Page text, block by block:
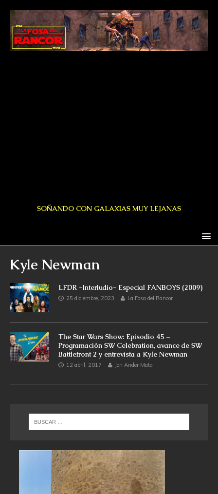
SOÑANDO CON GALAXIAS MUY LEJANAS
Kyle Newman
LFDR -Interludio- Especial FANBOYS (2009)
25 diciembre, 2023 La Fosa del Rancor
The Star Wars Show: Episodio 45 –
Programación SW Celebration, avance de SW
Battlefront 2 y entrevista a Kyle Newman
12 abril, 2017 Jon Ander Mata